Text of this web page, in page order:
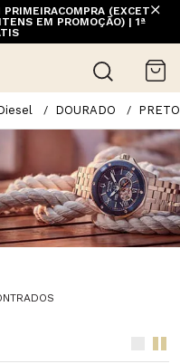
(EXCETO
EM PROMOÇÃO) | 1ª
DOURADO PRETO